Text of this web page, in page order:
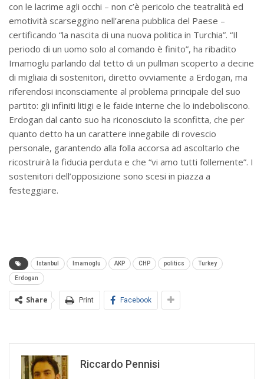
con le lacrime agli occhi – non c’è pericolo che teatralità ed
emotività scarseggino nell’arena pubblica del Paese –
certificando “la nascita di una nuova politica in Turchia”. “Il
periodo di un uomo solo al comando è finito”, ha ribadito
Imamoglu parlando dal tetto di un pullman scoperto a decine
di migliaia di sostenitori, diretto ovviamente a Erdogan, ma
riferendosi inconsciamente al problema principale del suo
partito: gli infiniti litigi e le faide interne che lo indeboliscono.
Erdogan dal canto suo ha riconosciuto la sconfitta, che per
quanto detto ha un carattere innegabile di rovescio
personale, garantendo alla folla accorsa ad ascoltarlo che
ricostruirà la fiducia perduta e che “vi amo tutti follemente”. I
sostenitori dell’opposizione sono scesi in piazza a
festeggiare.
Istanbul Imamoglu AKP CHP politics Turkey
Erdogan
Share Print Facebook
Riccardo Pennisi